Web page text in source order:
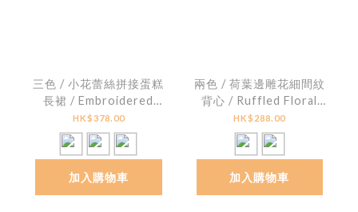
三色 / 小花蕾絲拼接蛋糕
長裙 / Embroidered
Lace Hem Tiered Skirt
HK$378.00
加入購物車
兩色 / 荷葉邊雕花細間紋
背心 / Ruffled Floral
Print Striped Peplum
Top
HK$288.00
加入購物車